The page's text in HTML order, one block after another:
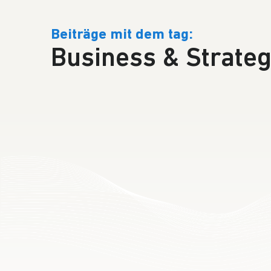
Beiträge mit dem tag:
Business &